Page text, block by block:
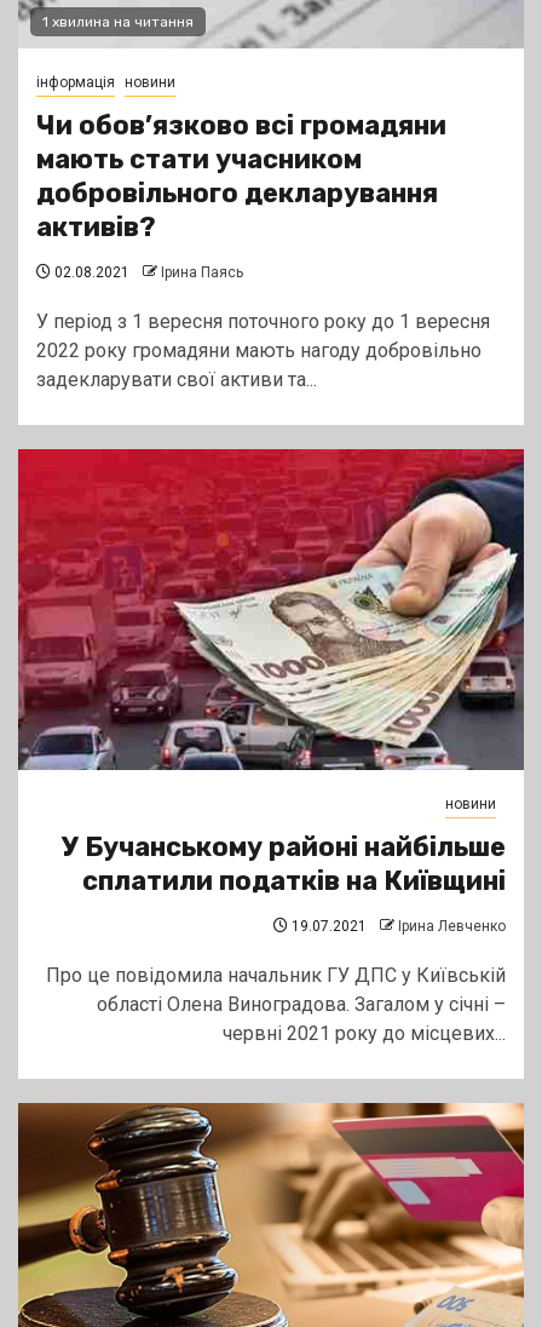
1 хвилина на читання
інформація новини
Чи обов’язково всі громадяни
мають стати учасником
добровільного декларування
активів?
02.08.2021 Ірина Паясь
У період з 1 вересня поточного року до 1 вересня
2022 року громадяни мають нагоду добровільно
задекларувати свої активи та...
новини
У Бучанському районі найбільше
сплатили податків на Київщині
19.07.2021 Ірина Левченко
Про це повідомила начальник ГУ ДПС у Київській
області Олена Виноградова. Загалом у січні –
червні 2021 року до місцевих...